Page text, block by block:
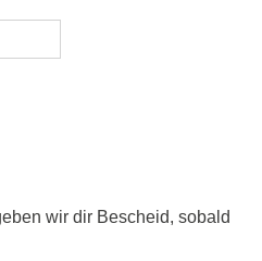
wir dir Bescheid, sobald